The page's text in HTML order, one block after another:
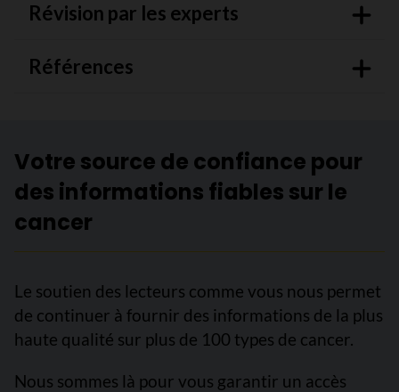
Révision par les experts
Références
Votre source de confiance pour
des informations fiables sur le
cancer
Le soutien des lecteurs comme vous nous permet
de continuer à fournir des informations de la plus
haute qualité sur plus de 100 types de cancer.
Nous sommes là pour vous garantir un accès